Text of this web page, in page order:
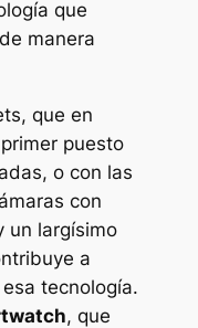
que
manera
que en
puesto
o con las
con
un largísimo
a
tecnología.
, que